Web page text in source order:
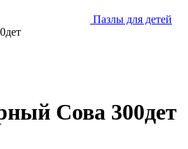
Пазлы для детей
Сова 300дет